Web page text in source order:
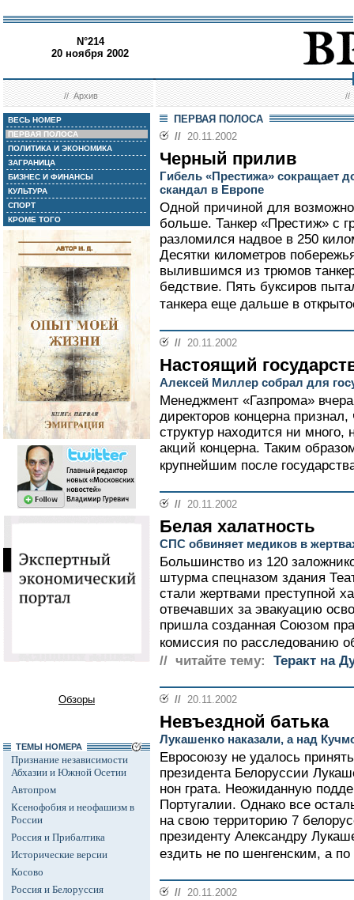
N°214
20 ноября 2002
//Архив //
ВЕСЬ НОМЕР
ПЕРВАЯ ПОЛОСА
ПОЛИТИКА И ЭКОНОМИКА
ЗАГРАНИЦА
БИЗНЕС И ФИНАНСЫ
КУЛЬТУРА
СПОРТ
КРОМЕ ТОГО
Обзоры
ТЕМЫ НОМЕРА
Признание независимости
Абхазии и Южной Осетии
Автопром
Ксенофобия и неофашизм в
России
Россия и Прибалтика
Исторические версии
Косово
Россия и Белоруссия
ПЕРВАЯ ПОЛОСА
// 20.11.2002
Черный прилив
Гибель «Престижа» сокращает
скандал в Европе
Одной причиной для
больше. Танкер «Престиж» с
разломился надвое в 250
Десятки километров
вылившимся из трюмов
бедствие. Пять буксиров
танкера еще дальше в
// 20.11.2002
Настоящий
Алексей Миллер собрал для
Менеджмент «Газпрома»
директоров концерна
структур находится ни
акций концерна. Таким
крупнейшим после
// 20.11.2002
Белая халатность
СПС обвиняет медиков в
Большинство из 120
штурма спецназом здания
стали жертвами преступной
отвечавших за эвакуацию
пришла созданная Союзом
комиссия по расследованию
// читайте тему:
Теракт на
// 20.11.2002
Невъездной батька
Лукашенко наказали, а над
Евросоюзу не удалось
президента Белоруссии
нон грата. Неожиданную
Португалии. Однако все
на свою территорию 7
президенту Александру
ездить не по шенгенским, а
// 20.11.2002